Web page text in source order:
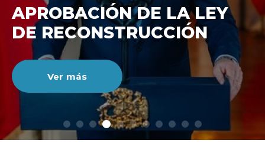
modo claro
DE RECONSTRUCCIÓ
NACIONAL
Ver más